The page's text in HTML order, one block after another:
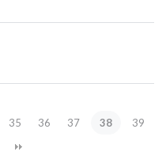
35 36 37 38
39